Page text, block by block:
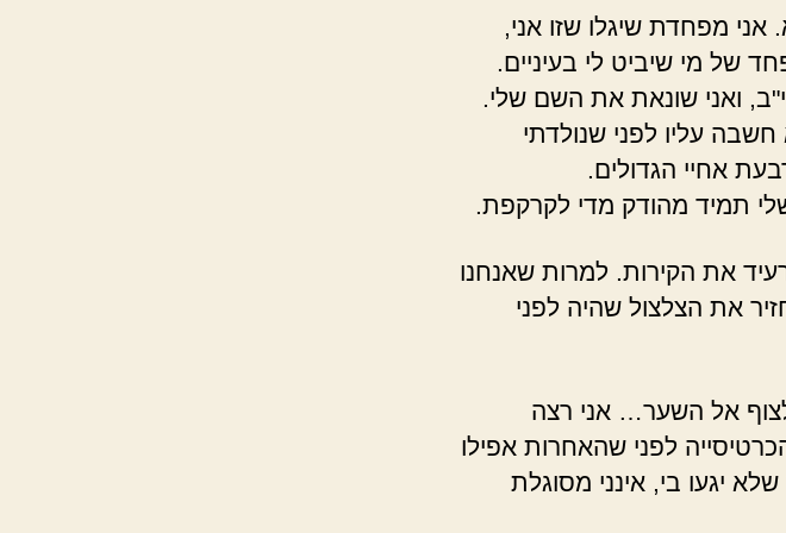
אני מפחדת שיגלו שזו אני,
של מי שיביט לי בעיניים.
ואני שונאת את השם שלי.
עליו לפני שנולדתי
אחיי הגדולים.
תמיד מהודק מדי לקרקפת.
את הקירות. למרות שאנחנו
את הצלצול שהיה לפני
אל השער… אני רצה
לפני שהאחרות אפילו
יגעו בי, אינני מסוגלת